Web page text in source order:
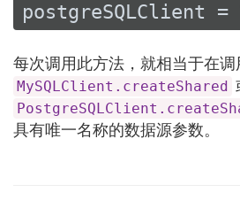
postgreSQLClient
每次调用此方法，就相当于在调
MySQLClient.createShared
具有唯一名称的数据源参数。